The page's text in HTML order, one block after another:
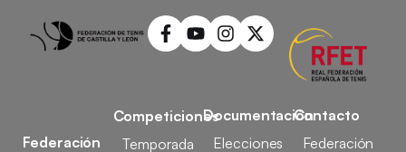
Federación
Competiciones
Temporada
Documentación
Elecciones
Contacto
Federación